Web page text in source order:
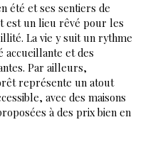
été et ses sentiers de
est un lieu rêvé pour les
La vie y suit un rythme
accueillante et des
Par ailleurs,
représente un atout
avec des maisons
à des prix bien en